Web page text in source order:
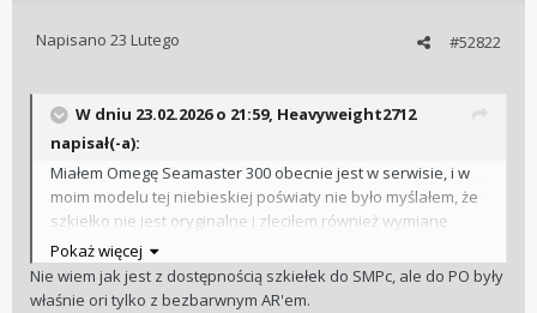
#52822
Napisano 23 Lutego
W dniu 23.02.2026 o 21:59, Heavyweight2712
napisał(-a):
Miałem Omegę Seamaster 300 obecnie jest w serwisie, i w
moim modelu tej niebieskiej poświaty nie było myślałem, że
szkiełko nie jest oryginalne i zleciłem również wymianę
szkiełka😀
Pokaż więcej
Nie wiem jak jest z dostępnością szkiełek do SMPc, ale do PO były
właśnie ori tylko z bezbarwnym AR'em.